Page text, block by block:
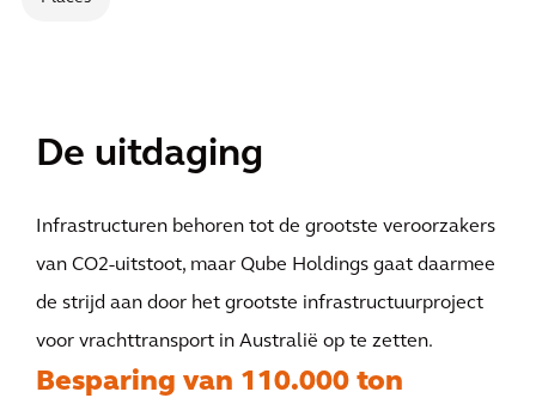
De uitdaging
Infrastructuren behoren tot de grootste veroorzakers
van CO2-uitstoot, maar Qube Holdings gaat daarmee
de strijd aan door het grootste infrastructuurproject
voor vrachttransport in Australië op te zetten.
Besparing van 110.000 ton